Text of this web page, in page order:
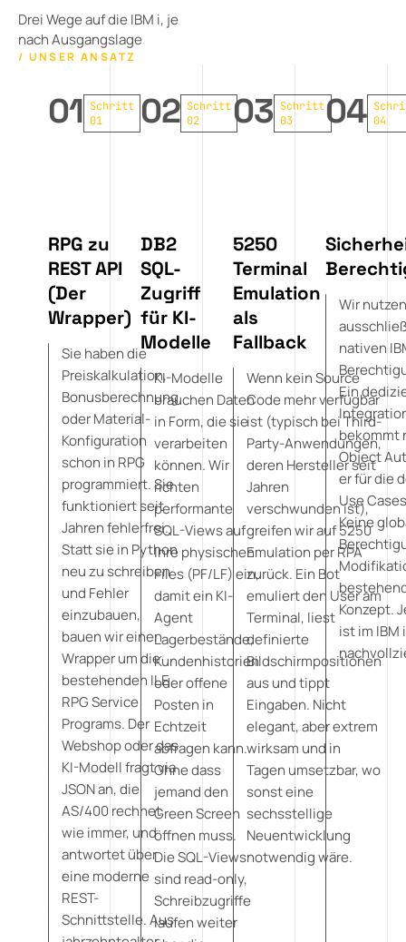
Drei Wege auf die IBM i, je
nach Ausgangslage
/ UNSER ANSATZ
01 Schritt
01
RPG zu
REST API
(Der
Wrapper)
Sie haben die
Preiskalkulation,
Bonusberechnung
oder Material-
Konfiguration
schon in RPG
programmiert. Sie
funktioniert seit
Jahren fehlerfrei.
Statt sie in Python
neu zu schreiben
und Fehler
einzubauen,
bauen wir einen
Wrapper um die
bestehenden ILE
RPG Service
Programs. Der
Webshop oder das
KI-Modell fragt via
JSON an, die
AS/400 rechnet
wie immer, und
antwortet über
eine moderne
REST-
Schnittstelle. Aus
02 Schritt
02
DB2
SQL-
Zugriff
für KI-
Modelle
KI-Modelle
brauchen Daten
in Form, die sie
verarbeiten
können. Wir
richten
performante
SQL-Views auf
Ihre physischen
Files (PF/LF) ein,
damit ein KI-
Agent
Lagerbestände,
Kundenhistorien
oder offene
Posten in
Echtzeit
abfragen kann.
Ohne dass
jemand den
Green Screen
öffnen muss.
Die SQL-Views
sind read-only,
Schreibzugriffe
laufen weiter
03 Schritt
03
5250
Terminal
Emulation
als
Fallback
Wenn kein Source
Code mehr verfügbar
ist (typisch bei Third-
Party-Anwendungen,
deren Hersteller seit
Jahren
verschwunden ist),
greifen wir auf 5250
Emulation per RPA
zurück. Ein Bot
emuliert den User am
Terminal, liest
definierte
Bildschirmpositionen
aus und tippt
Eingaben. Nicht
elegant, aber extrem
wirksam und in
Tagen umsetzbar, wo
sonst eine
sechsstellige
Neuentwicklung
notwendig wäre.
04 04
Wir
nativen
Ein
bekommt
Object
er für die
Use
Keine
Konzept.
ist im IBM